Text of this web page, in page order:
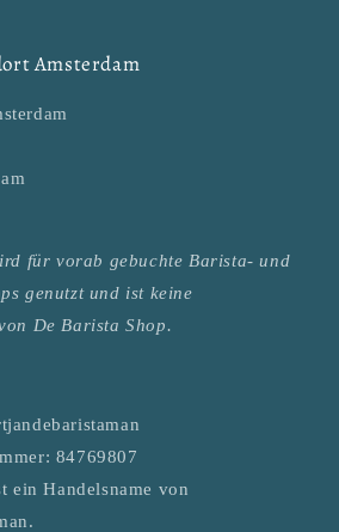
Amsterdam
für vorab gebuchte Barista- und
genutzt und ist keine
De Barista Shop.
84769807
ein Handelsname von